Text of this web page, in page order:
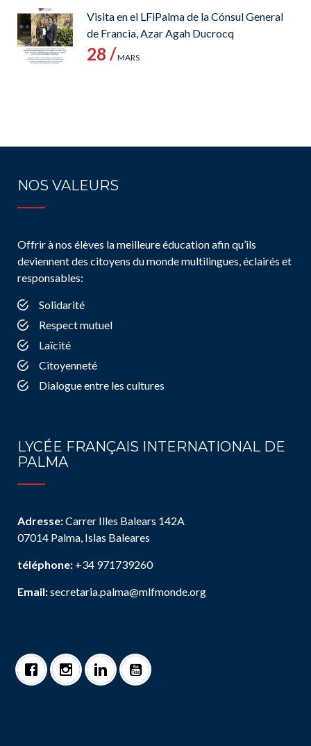
Visita en el LFiPalma de la Cónsul General
de Francia, Azar Agah Ducrocq
28 /MARS
NOS VALEURS
Offrir à nos élèves la meilleure éducation afin qu’ils
deviennent des citoyens du monde multilingues, éclairés et
responsables:
Solidarité
Respect mutuel
Laïcité
Citoyenneté
Dialogue entre les cultures
LYCÉE FRANÇAIS INTERNATIONAL DE
PALMA
Adresse:Carrer Illes Balears 142A
07014 Palma, Islas Baleares
téléphone: +34 971739260
Email:secretaria.palma@mlfmonde.org